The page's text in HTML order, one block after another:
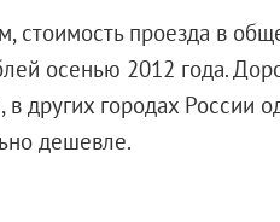
стоимость проезда в
осенью 2012 года.
в других городах России
дешевле.